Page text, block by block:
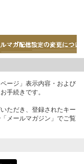
ージ」表示内容・および
手続きです。
ただき、登録されたキー
メールマガジン」でご覧